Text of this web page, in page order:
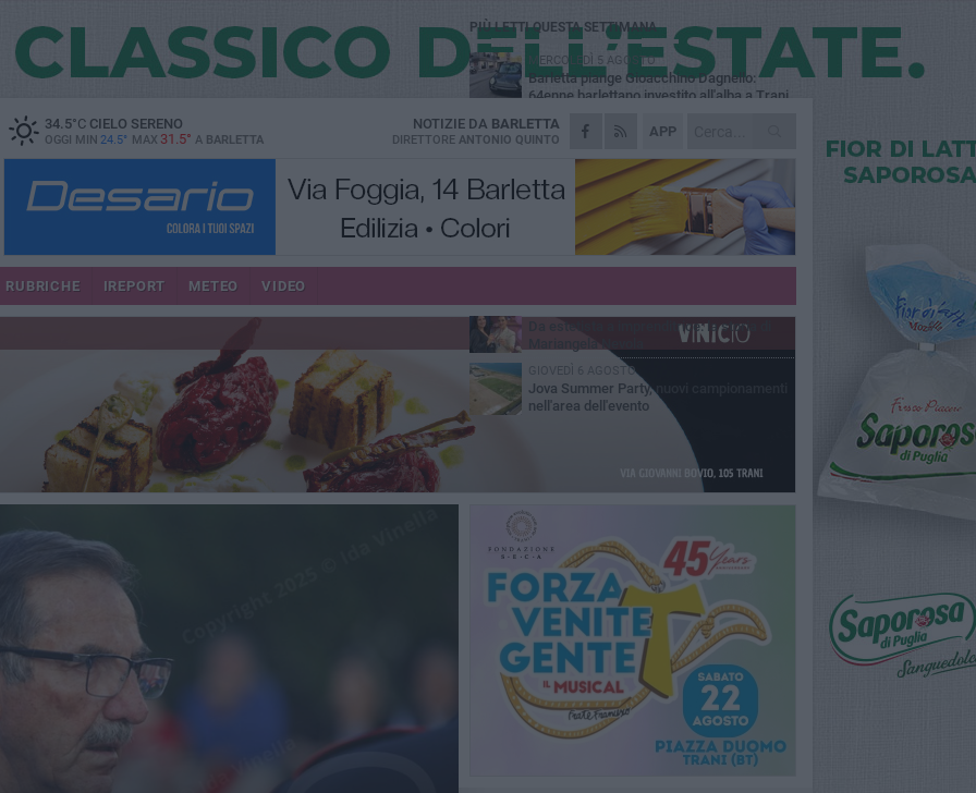
34.5°CCIELO SERENO
OGGI MIN 24.5° MAX 31.5° A BARLETTA
APP
NOTIZIE DA BARLETTA
DIRETTORE ANTONIO QUINTO
RUBRICHE IREPORT METEO VIDEO
PIÙ LETTI QUESTA SETTIMANA
MERCOLEDÌ 5 AGOSTO
Barletta piange Gioacchino Dagnello:
64enne barlettano investito all'alba a Trani
GIOVEDÌ 6 AGOSTO
Il ricordo di "Cecco", il benzinaio col
sorriso: «Contava i giorni che lo
separavano dalla pensione»
VENERDÌ 7 AGOSTO
Incidente sulla 16 bis a Barletta, traffico
bloccato verso Bari
MERCOLEDÌ 5 AGOSTO
Jova Summer Party, giovedì mattina
VENERDÌ 7 AGOSTO
Da estetista a imprenditrice: la storia di
GIOVEDÌ 6 AGOSTO
Jova Summer Party, nuovi campionamenti
nell'area dell'evento